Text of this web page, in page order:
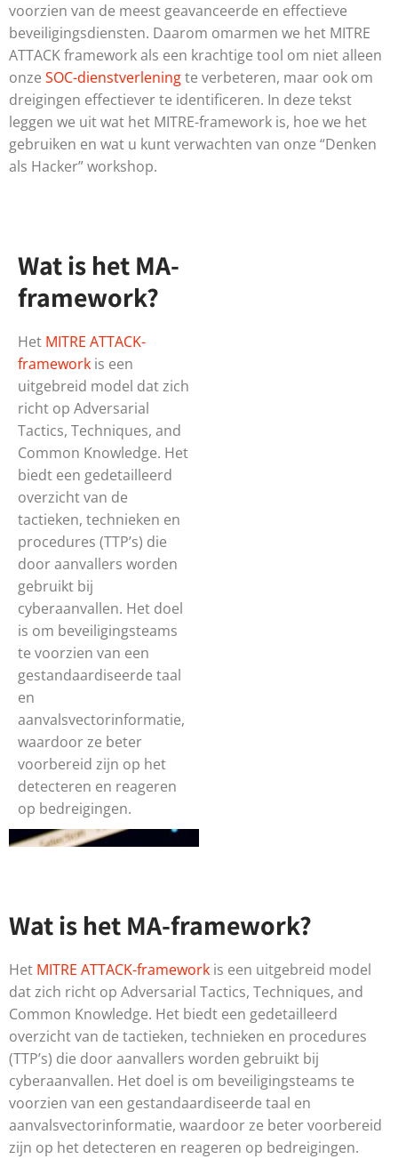
voorzien van de meest geavanceerde en effectieve
beveiligingsdiensten. Daarom omarmen we het MITRE
ATTACK framework als een krachtige tool om niet alleen
onze SOC-dienstverleningte verbeteren, maar ook om
dreigingen effectiever te identificeren. In deze tekst
leggen we uit wat het MITRE-framework is, hoe we het
gebruiken en wat u kunt verwachten van onze “Denken
als Hacker” workshop.
Wat is het MA-
framework?
Het MITRE ATTACK-
framework is een
uitgebreid model dat zich
richt op Adversarial
Tactics, Techniques, and
Common Knowledge. Het
biedt een gedetailleerd
overzicht van de
tactieken, technieken en
procedures (TTP’s) die
door aanvallers worden
gebruikt bij
cyberaanvallen. Het doel
is om beveiligingsteams
te voorzien van een
gestandaardiseerde taal
en
aanvalsvectorinformatie,
waardoor ze beter
voorbereid zijn op het
detecteren en reageren
op bedreigingen.
Wat is het MA-framework?
Het MITRE ATTACK-framework is een uitgebreid model
dat zich richt op Adversarial Tactics, Techniques, and
Common Knowledge. Het biedt een gedetailleerd
overzicht van de tactieken, technieken en procedures
(TTP’s) die door aanvallers worden gebruikt bij
cyberaanvallen. Het doel is om beveiligingsteams te
voorzien van een gestandaardiseerde taal en
aanvalsvectorinformatie, waardoor ze beter voorbereid
zijn op het detecteren en reageren op bedreigingen.